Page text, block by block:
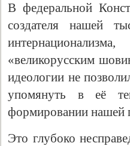
В федеральной
создателя нашей
«великорусским
идеологии не
упомянуть в её
формировании нашей
Это глубоко